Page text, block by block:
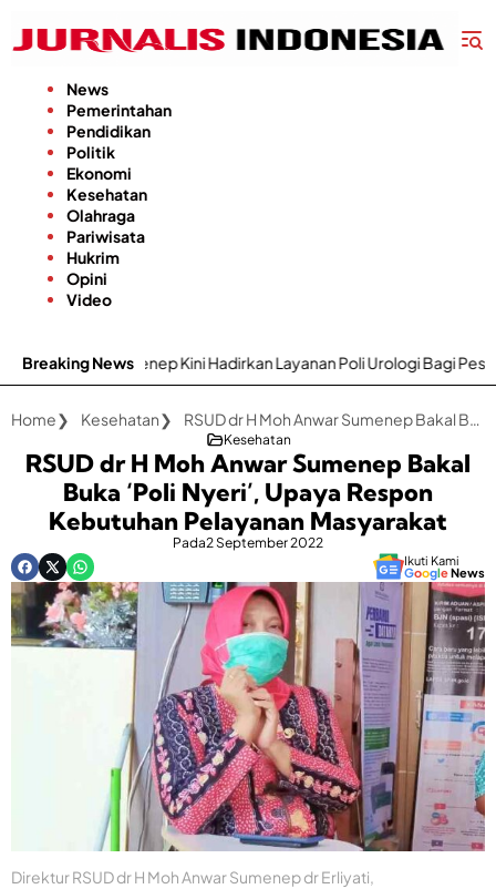
konten
News
Pemerintahan
Pendidikan
Politik
Ekonomi
Kesehatan
Olahraga
Pariwisata
Hukrim
Opini
Video
Breaking News
Kini Hadirkan Layanan Poli Urologi Bagi Peserta BPJS Kesehatan
Home Kesehatan RSUD dr H Moh Anwar Sumenep Bakal Buka 'Poli Nyeri', Upaya Respon Kebutuhan Pelayanan Masyarakat
Kesehatan
RSUD dr H Moh Anwar Sumenep Bakal
Buka ‘Poli Nyeri’, Upaya Respon
Kebutuhan Pelayanan Masyarakat
Pada2 September 2022
Ikuti Kami
GoogleNews
Direktur RSUD dr H Moh Anwar Sumenep dr Erliyati,